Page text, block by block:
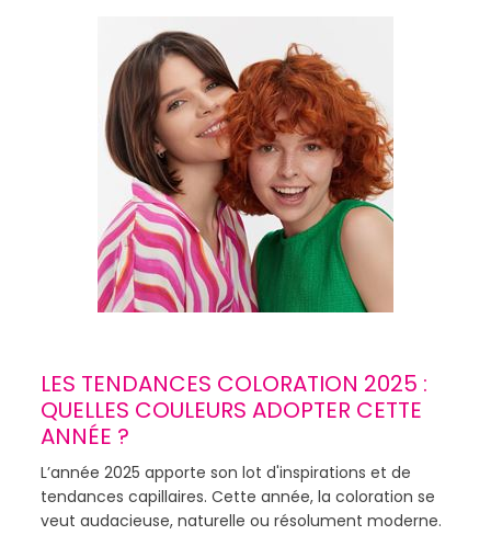
LES TENDANCES COLORATION 2025 :
QUELLES COULEURS ADOPTER CETTE
ANNÉE ?
L’année 2025 apporte son lot d'inspirations et de
tendances capillaires. Cette année, la coloration se
veut audacieuse, naturelle ou résolument moderne.